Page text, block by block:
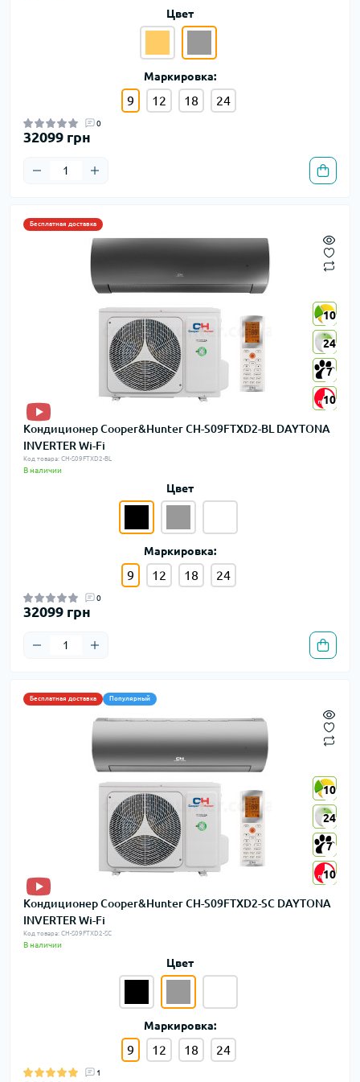
Цвет
Маркировка:
9 12 18 24
0
32099 грн
Бесплатная доставка
10
24
7
10
10
24
7
10
Кондиционер Cooper&Hunter CH-S09FTXD2-BL DAYTONA
INVERTER Wi-Fi
Код товара: CH-S09FTXD2-BL
В наличии
Цвет
Маркировка:
9 12 18 24
0
32099 грн
Бесплатная доставка Популярный
10
24
7
10
10
24
7
10
Кондиционер Cooper&Hunter CH-S09FTXD2-SC DAYTONA
INVERTER Wi-Fi
Код товара: CH-S09FTXD2-SC
В наличии
Цвет
Маркировка:
9 12 18 24
1